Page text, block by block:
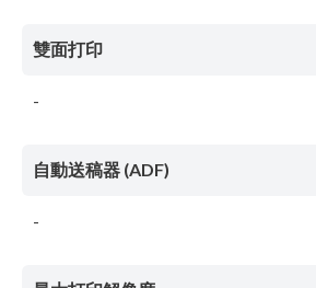
雙面打印
-
自動送稿器 (ADF)
-